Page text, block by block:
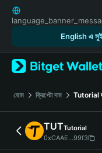
English
日本語
Русский
Español (Latinoamérica)
Türkçe
Italiano
Deutsch
简体中文
繁體中文
English এ
হোম ক্রিপ্টো দাম Tutorial
TUTTutorial
0xCAAE...99f3